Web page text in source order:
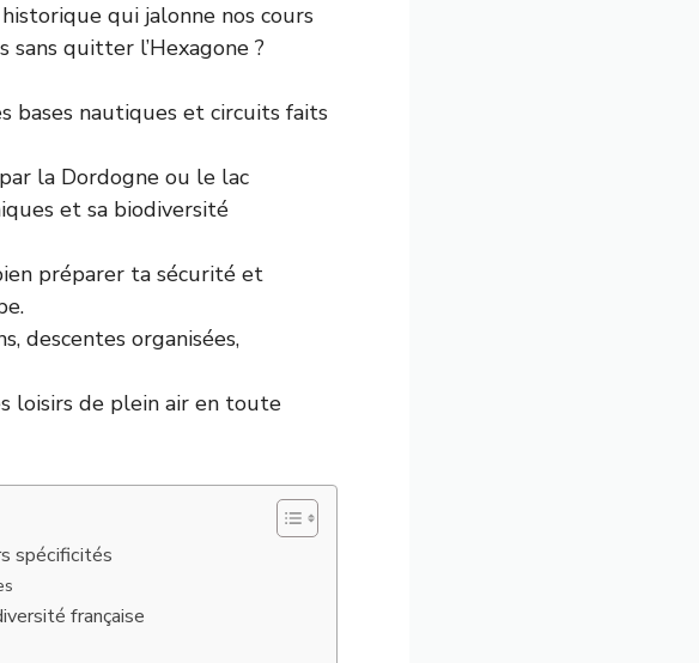
qui jalonne nos cours
quitter l’Hexagone ?
bases nautiques et circuits faits
la Dordogne ou le lac
et sa biodiversité
préparer ta sécurité et
descentes organisées,
loisirs de plein air en toute
spécificités
française